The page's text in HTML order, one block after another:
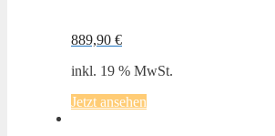
889,90 €
inkl. 19 % MwSt.
Jetzt ansehen